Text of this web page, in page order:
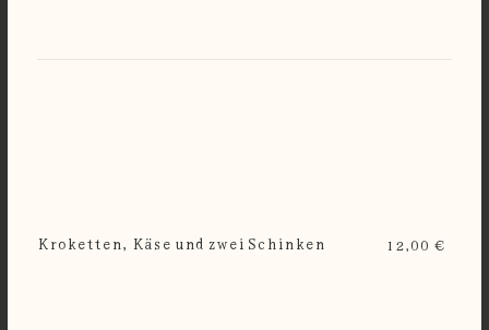
Kroketten, Käse und zwei Schinken 12,00 €